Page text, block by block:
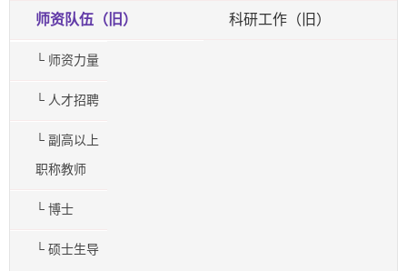
师资队伍（旧）
└ 师资力量
└ 人才招聘
└ 副高以上
职称教师
└ 博士
└ 硕士生导
科研工作（旧）